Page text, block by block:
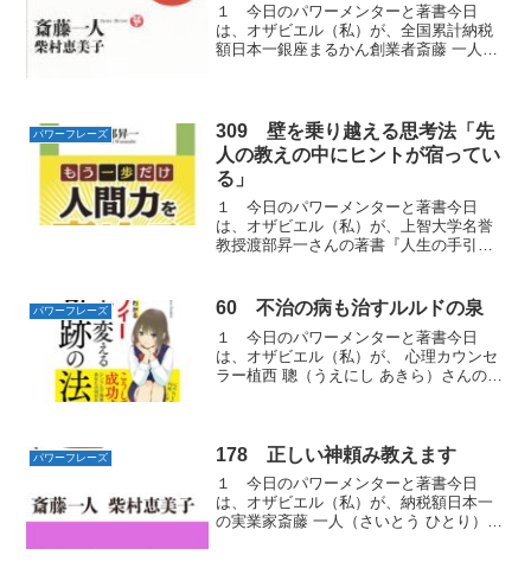
１ 今日のパワーメンターと著書今日
は、オザビエル（私）が、全国累計納税
額日本一銀座まるかん創業者斎藤 一人
るパワーフレイズをお...
パワーフレーズ
309 壁を乗り越える思考法「先
人の教えの中にヒントが宿ってい
る」
１ 今日のパワーメンターと著書今日
は、オザビエル（私）が、上智大学名誉
教授渡部昇一さんの著書『人生の手引き
呼ぶ思考法で飛躍！「まえがき」より確
かに先例のない情報技術革命...
パワーフレーズ 60 不治の病も治すルルドの泉
１ 今日のパワーメンターと著書今日
は、オザビエル（私）が、 心理カウンセ
ラー植西 聰（うえにし あきら）さんの著
ます。２ フランス...
パワーフレーズ 178 正しい神頼み教えます
１ 今日のパワーメンターと著書今日
は、オザビエル（私）が、納税額日本一
の実業家斎藤 一人（さいとう ひとり）さ